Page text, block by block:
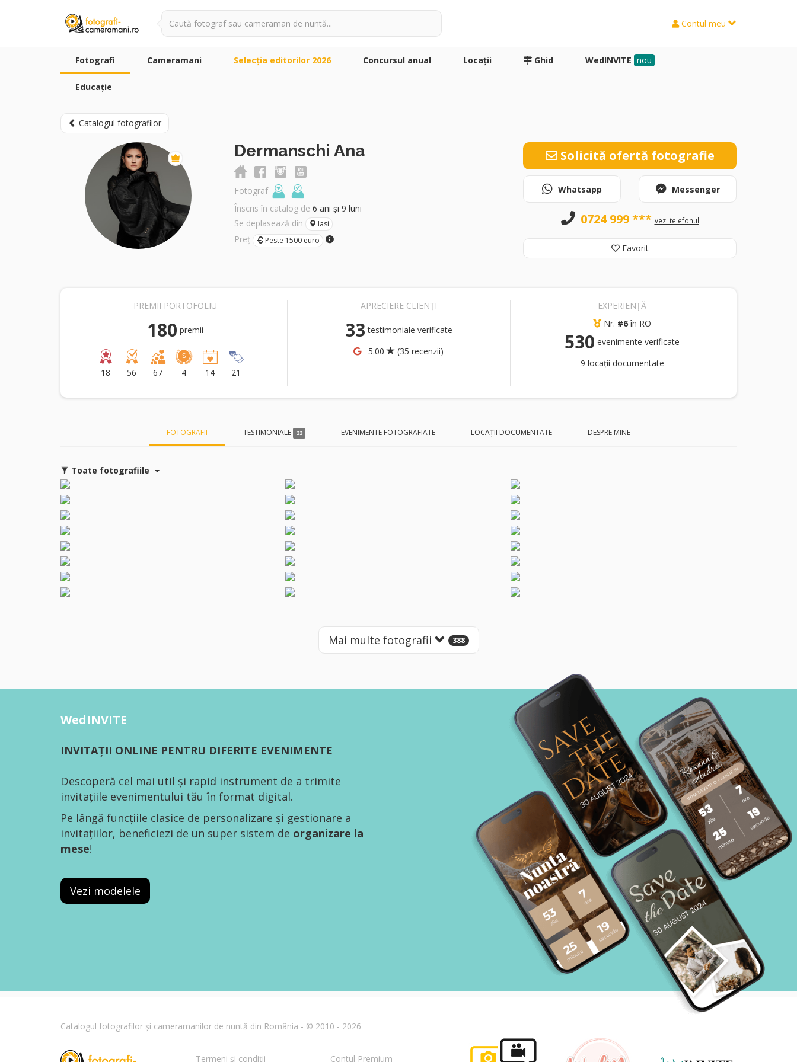
Contul meu
Fotografi Cameramani Selecţia editorilor 2026 Concursul anual Locaţii Ghid WedINVITE nou
Educație
Catalogul fotografilor
Dermanschi Ana
Fotograf
Înscris în catalog de 6 ani și 9 luni
Se deplasează din
Iasi
Preț Peste 1500 euro
Solicită ofertă fotografie
Whatsapp Messenger
0724 999 *** vezi telefonul
Favorit
PREMII PORTOFOLIU
180 premii
18 56 67 4 14 21
APRECIERE CLIENȚI
33 testimoniale verificate
5.00
(35 recenzii)
EXPERIENȚĂ
Nr. #6în RO
530 evenimente verificate
9 locații documentate
FOTOGRAFII TESTIMONIALE 33 EVENIMENTE FOTOGRAFIATE LOCAȚII DOCUMENTATE DESPRE MINE
Toate fotografiile
Mai multe fotografii 388
WedINVITE
INVITAȚII ONLINE PENTRU DIFERITE EVENIMENTE
Descoperă cel mai util și rapid instrument de a trimite
invitațiile evenimentului tău în format digital.
Pe lângă funcțiile clasice de personalizare și gestionare a
invitațiilor, beneficiezi de un super sistem de organizare la
mese!
Vezi modelele
Catalogul fotografilor și cameramanilor de nuntă din România - © 2010 - 2026
Termeni și condiții Contul Premium